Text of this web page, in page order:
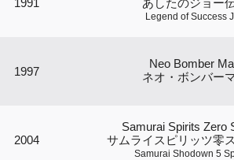
1991
あしたのジョー
Legend of Success
1997
Neo Bomber
ネオ・ボンバー
2004
Samurai Spirits Zero
サムライスピリッツ零
Samurai Shodown 5